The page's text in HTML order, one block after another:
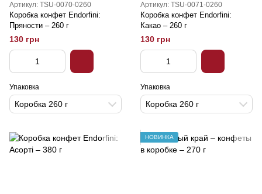
Артикул: TSU-0070-0260
Коробка конфет Endorfini:
Пряности – 260 г
130 грн
Упаковка
Коробка 260 г
Артикул: TSU-0071-0260
Коробка конфет Endorfini:
Какао – 260 г
130 грн
Упаковка
Коробка 260 г
НОВИНКА